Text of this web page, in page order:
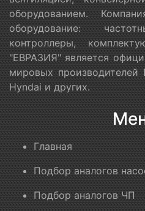
оборудованием.
оборудование:
контроллеры,
"ЕВРАЗИЯ" является
мировых производителей
Hyndai и других.
Главная
Подбор аналогов
Подбор аналогов ЧП